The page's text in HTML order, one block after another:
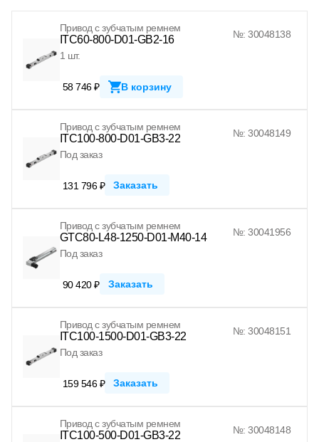
Привод с зубчатым ремнем
ITC60-800-D01-GB2-16
№: 30048138
1 шт.
58 746 ₽ В корзину
Привод с зубчатым ремнем
ITC100-800-D01-GB3-22
№: 30048149
Под заказ
131 796 ₽ Заказать
Привод с зубчатым ремнем
GTC80-L48-1250-D01-M40-14
№: 30041956
Под заказ
90 420 ₽ Заказать
Привод с зубчатым ремнем
ITC100-1500-D01-GB3-22
№: 30048151
Под заказ
159 546 ₽ Заказать
Привод с зубчатым ремнем
ITC100-500-D01-GB3-22
№: 30048148